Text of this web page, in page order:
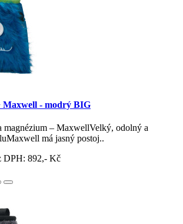
- modrý BIG
magnézium – MaxwellVelký, odolný a
má jasný postoj..
DPH: 892,- Kč